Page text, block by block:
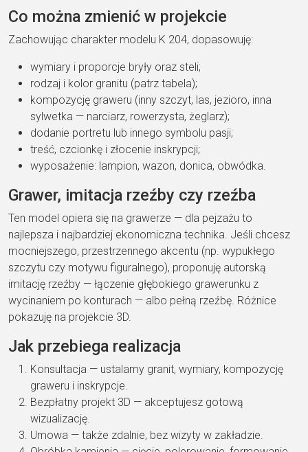
Co można zmienić w projekcie
Zachowując charakter modelu K 204, dopasowuję:
wymiary i proporcje bryły oraz steli;
rodzaj i kolor granitu (patrz tabela);
kompozycję graweru (inny szczyt, las, jezioro, inna
sylwetka — narciarz, rowerzysta, żeglarz);
dodanie portretu lub innego symbolu pasji;
treść, czcionkę i złocenie inskrypcji;
wyposażenie: lampion, wazon, donica, obwódka.
Grawer, imitacja rzeźby czy rzeźba
Ten model opiera się na grawerze — dla pejzażu to
najlepsza i najbardziej ekonomiczna technika. Jeśli chcesz
mocniejszego, przestrzennego akcentu (np. wypukłego
szczytu czy motywu figuralnego), proponuję autorską
imitację rzeźby — łączenie głębokiego grawerunku z
wycinaniem po konturach — albo pełną rzeźbę. Różnice
pokazuję na projekcie 3D.
Jak przebiega realizacja
Konsultacja — ustalamy granit, wymiary, kompozycję
graweru i inskrypcje.
Bezpłatny projekt 3D — akceptujesz gotową
wizualizację.
Umowa — także zdalnie, bez wizyty w zakładzie.